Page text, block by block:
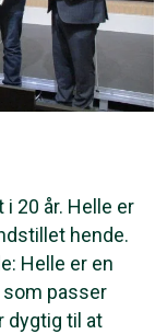
20 år. Helle er
hende.
Helle er en
passer
dygtig til at